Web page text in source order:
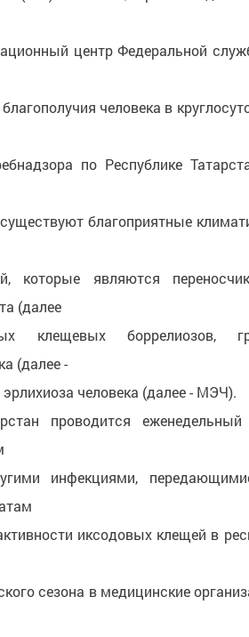
центр Федеральной
человека в
по Республике
благоприятные
которые являются
(далее
клещевых боррелиозов,
(далее -
человека (далее - МЭЧ).
проводится
инфекциями,
иксодовых клещей в
сезона в медицинские